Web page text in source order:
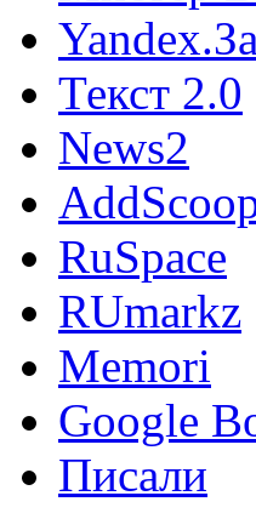
Текст 2.0
News2
RuSpace
RUmarkz
Memori
Google
Писали